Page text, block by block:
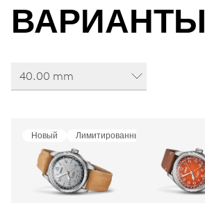
ВАРИАНТЫ
40.00 mm
Новый Лимитированный